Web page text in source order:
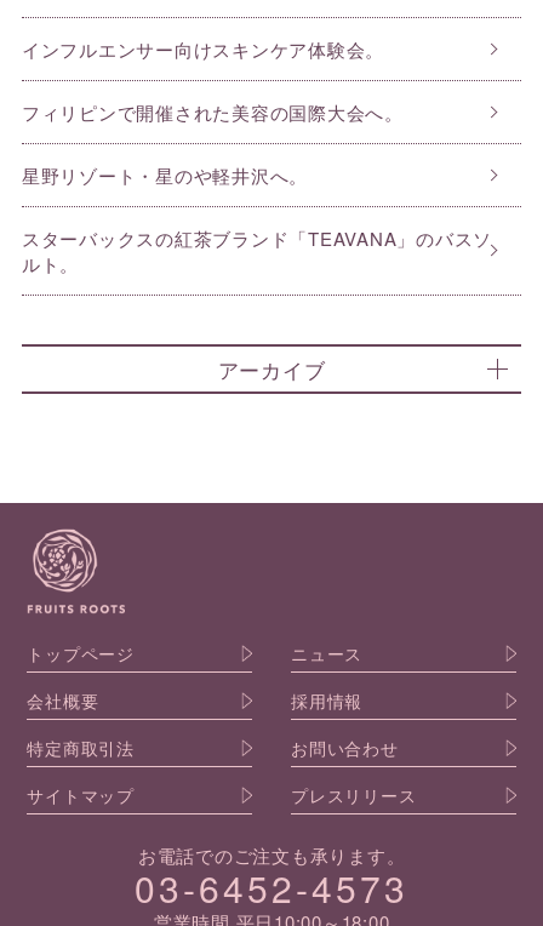
インフルエンサー向けスキンケア体験会。
フィリピンで開催された美容の国際大会へ。
星野リゾート・星のや軽井沢へ。
スターバックスの紅茶ブランド「TEAVANA」のバスソ
ルト。
アーカイブ
トップページ
ニュース
会社概要
採用情報
特定商取引法
お問い合わせ
サイトマップ
プレスリリース
お電話でのご注文も承ります。
03-6452-4573